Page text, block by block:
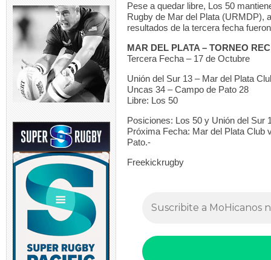
Pese a quedar libre, Los 50
Rugby de Mar del Plata (URMDP),
resultados de la tercera fecha
MAR DEL PLATA – TORNEO
Tercera Fecha – 17 de Octubre
Unión del Sur 13 – Mar del Plata
Uncas 34 – Campo de Pato 28
Libre: Los 50
Posiciones: Los 50 y Unión del Sur
Próxima Fecha: Mar del Plata Club
Pato.-
Freekickrugby